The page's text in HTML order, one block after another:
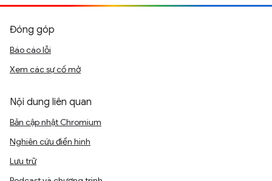
Đóng góp
Báo cáo lỗi
Xem các sự cố mở
Nội dung liên quan
Bản cập nhật Chromium
Nghiên cứu điển hình
Lưu trữ